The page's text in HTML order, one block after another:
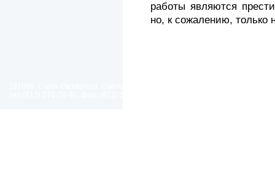
работы являются
но, к сожалению, только